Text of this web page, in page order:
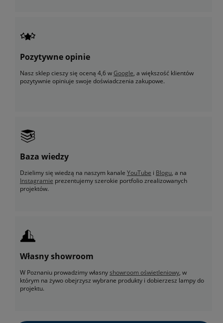
Pozytywne opinie
Nasz sklep cieszy się oceną 4,6 wGoogle, a większość klientów
pozytywnie opiniuje swoje doświadczenia zakupowe.
Baza wiedzy
Dzielimy się wiedzą na naszym kanale YouTube i Blogu, a na
Instagramie prezentujemy szerokie portfolio zrealizowanych
projektów.
Własny showroom
W Poznaniu prowadzimy własnyshowroom oświetleniowy, w
którym na żywo obejrzysz wybrane produkty i dobierzesz lampy do
projektu.